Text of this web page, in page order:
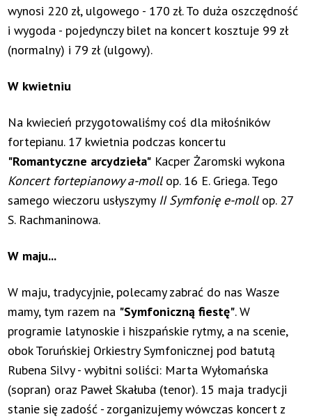
wynosi 220 zł, ulgowego - 170 zł. To duża oszczędność
i wygoda - pojedynczy bilet na koncert kosztuje 99 zł
(normalny) i 79 zł (ulgowy).
W kwietniu
Na kwiecień przygotowaliśmy coś dla miłośników
fortepianu. 17 kwietnia podczas koncertu
"Romantyczne arcydzieła" Kacper Żaromski wykona
Koncert fortepianowy a-mollop. 16 E. Griega. Tego
samego wieczoru usłyszymy II Symfonię e-mollop. 27
S. Rachmaninowa.
W maju...
W maju, tradycyjnie, polecamy zabrać do nas Wasze
mamy, tym razem na "Symfoniczną fiestę". W
programie latynoskie i hiszpańskie rytmy, a na scenie,
obok Toruńskiej Orkiestry Symfonicznej pod batutą
Rubena Silvy - wybitni soliści: Marta Wyłomańska
(sopran) oraz Paweł Skałuba (tenor). 15 maja tradycji
stanie się zadość - zorganizujemy wówczas koncert z